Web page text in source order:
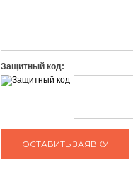
Защитный код: